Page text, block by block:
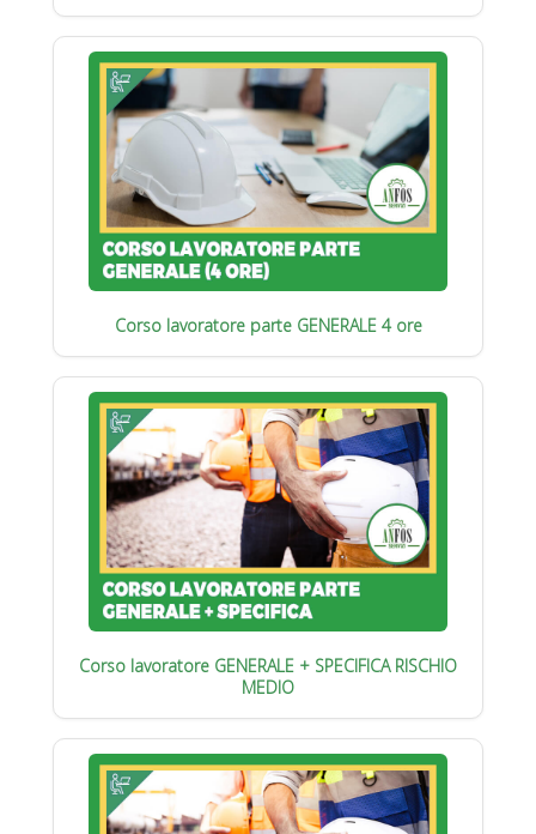
Corso lavoratore parte GENERALE 4 ore
Corso lavoratore GENERALE + SPECIFICA RISCHIO
MEDIO